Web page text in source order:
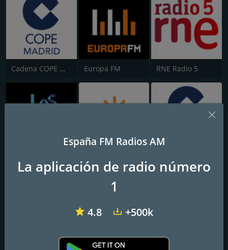
Cadena COPE Madrid Europa FM RNE Radio 5
M80 Radio RTVA CanalSur Radio
Contactos
España FM Radios AM
La aplicación de radio número
1
4.8 +500k